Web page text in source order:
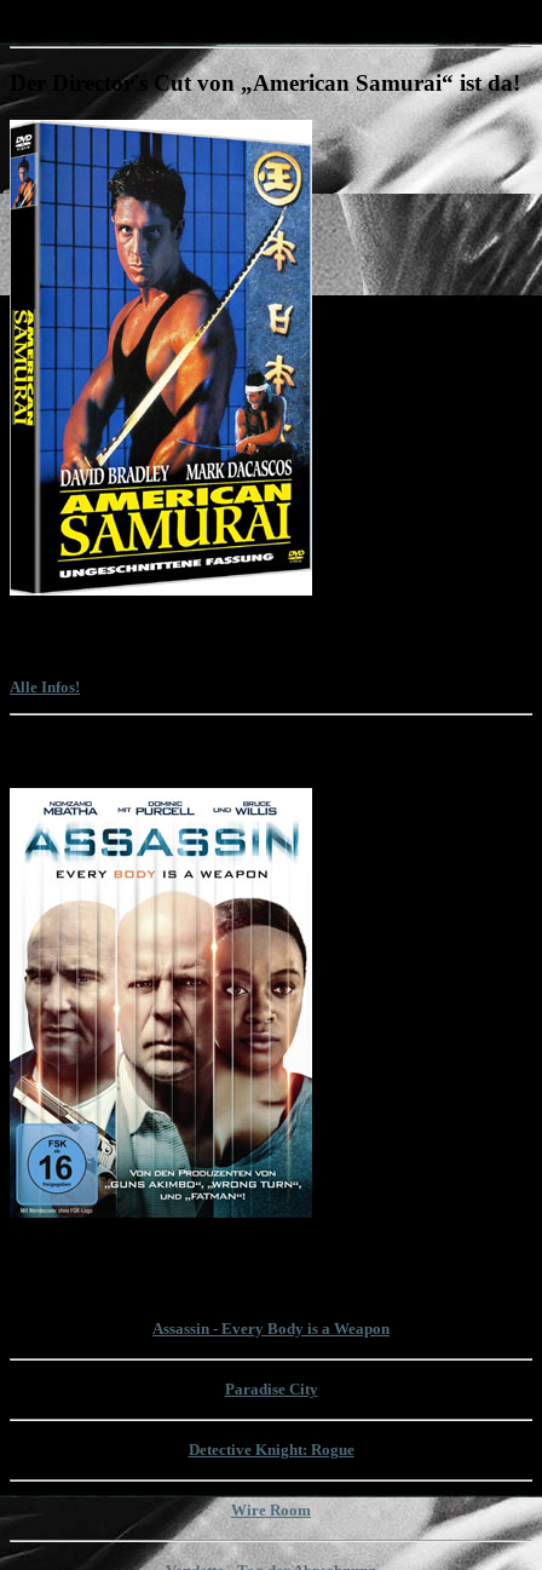
Der Director's Cut von „American Samurai“ ist da!
Alle Infos!
Assassin - Every Body is a Weapon
Paradise City
Detective Knight: Rogue
Wire Room